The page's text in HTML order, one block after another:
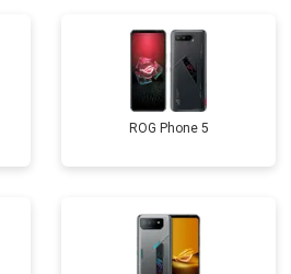
ROG Phone 5